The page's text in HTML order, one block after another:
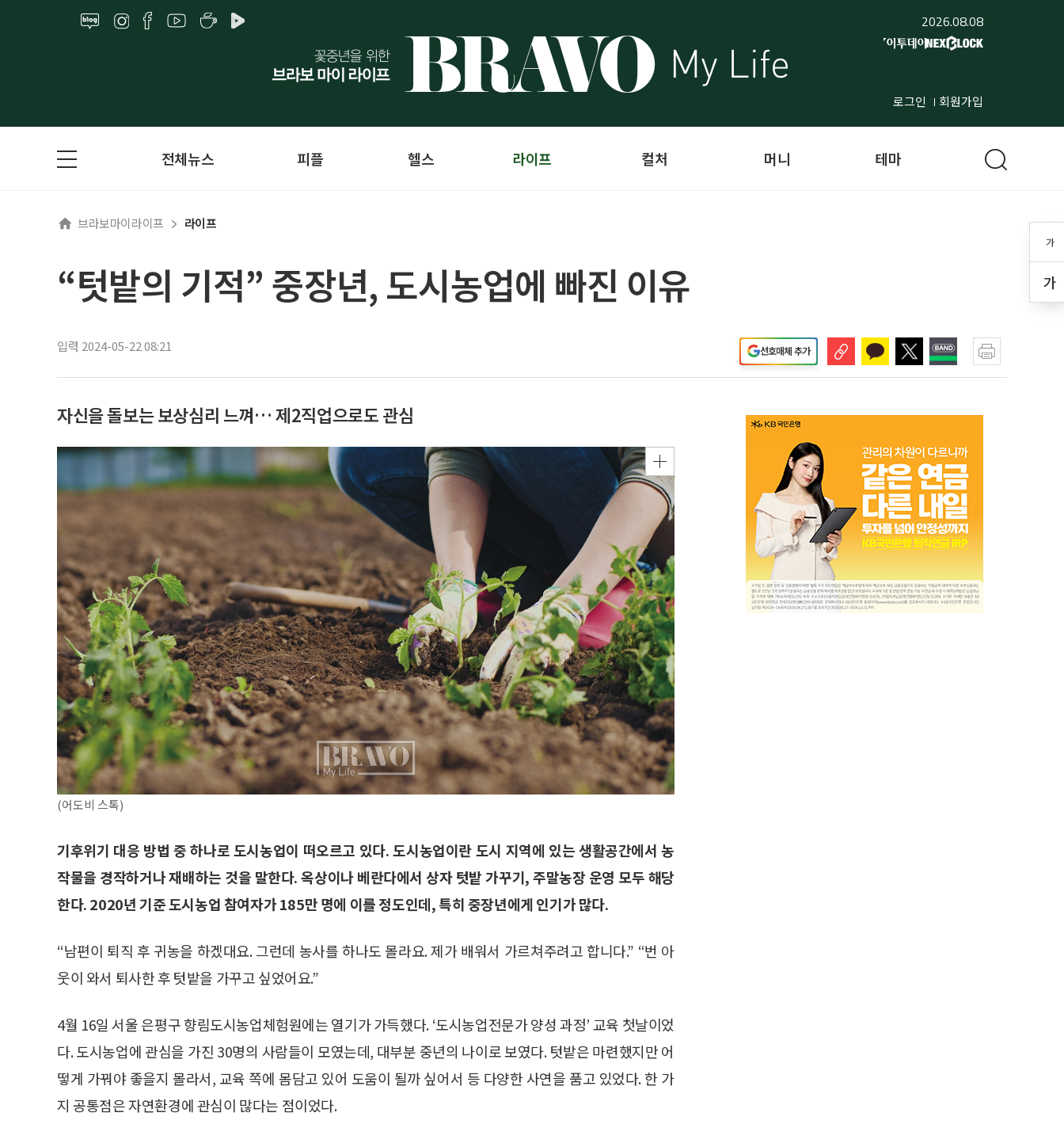
2026.08.08
로그인 회원가입
가
가
전체뉴스 피플 헬스 라이프 컬처 머니 테마
브라보마이라이프 라이프
“텃밭의 기적” 중장년, 도시농업에 빠진 이유
입력 2024-05-22 08:21 선호매체 추가
자신을 돌보는 보상심리 느껴… 제2직업으로도 관심
(어도비 스톡)
기후위기 대응 방법 중 하나로 도시농업이 떠오르고 있다. 도시농업이란 도시 지역에 있는 생활공간에서 농
작물을 경작하거나 재배하는 것을 말한다. 옥상이나 베란다에서 상자 텃밭 가꾸기, 주말농장 운영 모두 해당
한다. 2020년 기준 도시농업 참여자가 185만 명에 이를 정도인데, 특히 중장년에게 인기가 많다.
“남편이 퇴직 후 귀농을 하겠대요. 그런데 농사를 하나도 몰라요. 제가 배워서 가르쳐주려고 합니다.” “번 아
웃이 와서 퇴사한 후 텃밭을 가꾸고 싶었어요.”
4월 16일 서울 은평구 향림도시농업체험원에는 열기가 가득했다. ‘도시농업전문가 양성 과정’ 교육 첫날이었
다. 도시농업에 관심을 가진 30명의 사람들이 모였는데, 대부분 중년의 나이로 보였다. 텃밭은 마련했지만 어
떻게 가꿔야 좋을지 몰라서, 교육 쪽에 몸담고 있어 도움이 될까 싶어서 등 다양한 사연을 품고 있었다. 한 가
지 공통점은 자연환경에 관심이 많다는 점이었다.